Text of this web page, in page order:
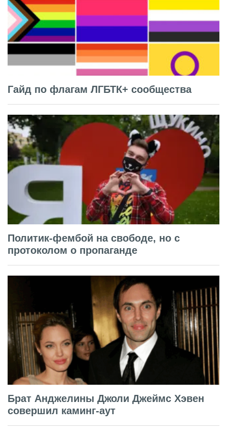
Гайд по флагам ЛГБТК+ сообщества
Политик-фембой на свободе, но с
протоколом о пропаганде
Брат Анджелины Джоли Джеймс Хэвен
совершил каминг-аут